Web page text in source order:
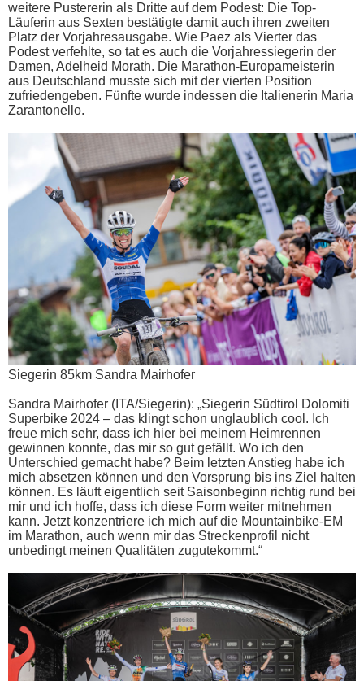
weitere Pustererin als Dritte auf dem Podest: Die Top-
Läuferin aus Sexten bestätigte damit auch ihren zweiten
Platz der Vorjahresausgabe. Wie Paez als Vierter das
Podest verfehlte, so tat es auch die Vorjahressiegerin der
Damen, Adelheid Morath. Die Marathon-Europameisterin
aus Deutschland musste sich mit der vierten Position
zufriedengeben. Fünfte wurde indessen die Italienerin Maria
Zarantonello.
Siegerin 85km Sandra Mairhofer
Sandra Mairhofer (ITA/Siegerin): „Siegerin Südtirol Dolomiti
Superbike 2024 – das klingt schon unglaublich cool. Ich
freue mich sehr, dass ich hier bei meinem Heimrennen
gewinnen konnte, das mir so gut gefällt. Wo ich den
Unterschied gemacht habe? Beim letzten Anstieg habe ich
mich absetzen können und den Vorsprung bis ins Ziel halten
können. Es läuft eigentlich seit Saisonbeginn richtig rund bei
mir und ich hoffe, dass ich diese Form weiter mitnehmen
kann. Jetzt konzentriere ich mich auf die Mountainbike-EM
im Marathon, auch wenn mir das Streckenprofil nicht
unbedingt meinen Qualitäten zugutekommt.“